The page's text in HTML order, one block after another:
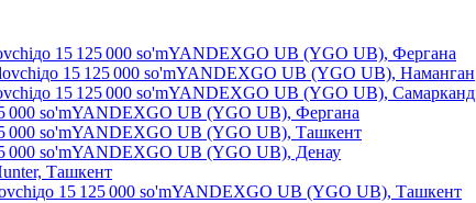
до 15 125 000 so'mYANDEXGO UB (YGO UB), Фергана
до 15 125 000 so'mYANDEXGO UB (YGO UB), Наманган
до 15 125 000 so'mYANDEXGO UB (YGO UB), Самарканд
000 so'mYANDEXGO UB (YGO UB), Фергана
000 so'mYANDEXGO UB (YGO UB), Ташкент
000 so'mYANDEXGO UB (YGO UB), Денау
Ташкент
до 15 125 000 so'mYANDEXGO UB (YGO UB), Ташкент